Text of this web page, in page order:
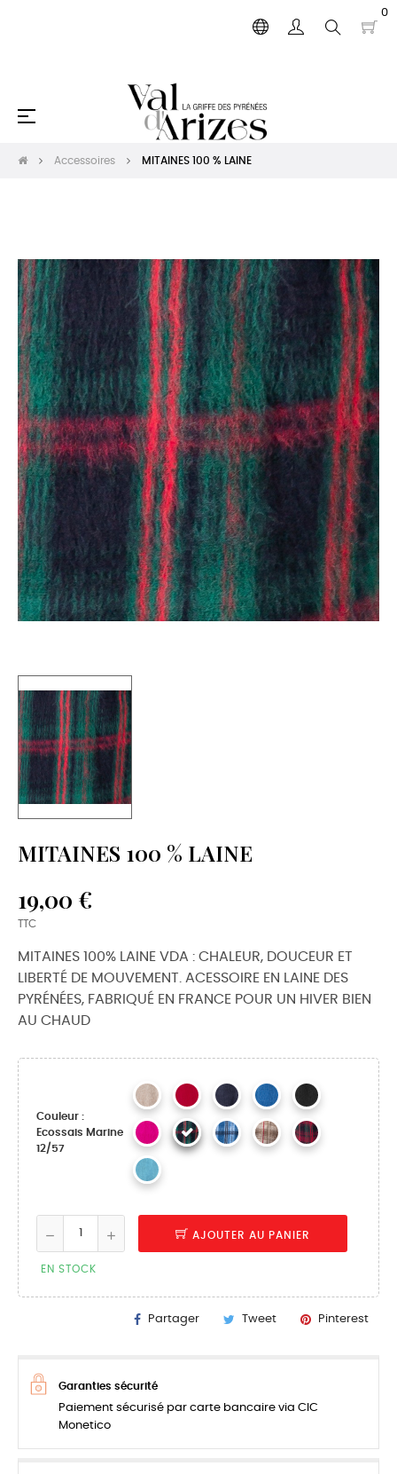
0
Basculer
☰
Accessoires MITAINES 100 % LAINE
MITAINES 100 % LAINE
19,00 €
TTC
MITAINES 100% LAINE VDA : CHALEUR, DOUCEUR ET
LIBERTÉ DE MOUVEMENT. ACESSOIRE EN LAINE DES
PYRÉNÉES, FABRIQUÉ EN FRANCE POUR UN HIVER BIEN
AU CHAUD
Couleur :
Ecossais Marine
12/57
AJOUTER AU PANIER
EN STOCK
Partager Tweet Pinterest
Garanties sécurité
Paiement sécurisé par carte bancaire via CIC
Monetico